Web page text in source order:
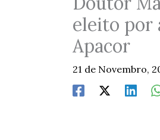
eleito por
Apacor
21 de Novembro,